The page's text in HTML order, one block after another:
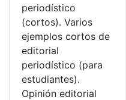
periodístico
(cortos). Varios
ejemplos cortos de
editorial
periodístico (para
estudiantes).
Opinión editorial